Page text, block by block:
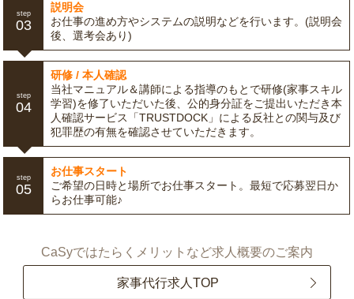
step
03
説明会
お仕事の進め方やシステムの説明などを行います。(説明会
後、選考会あり)
step
04
研修 / 本人確認
当社マニュアル＆講師による指導のもとで研修(家事スキル
学習)を修了いただいた後、公的身分証をご提出いただき本
人確認サービス「TRUSTDOCK」による反社との関与及び
犯罪歴の有無を確認させていただきます。
step
05
お仕事スタート
ご希望の日時と場所でお仕事スタート。最短で応募翌日か
らお仕事可能♪
CaSyではたらくメリットなど求人概要のご案内
家事代行求人TOP